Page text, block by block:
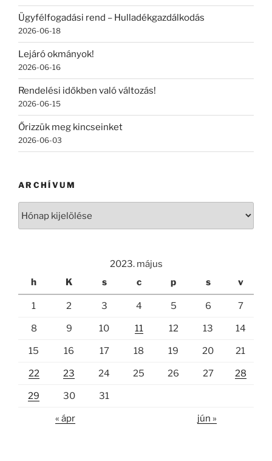
Ügyfélfogadási rend – Hulladékgazdálkodás
2026-06-18
Lejáró okmányok!
2026-06-16
Rendelési időkben való változás!
2026-06-15
Őrizzük meg kincseinket
2026-06-03
ARCHÍVUM
2023. május
h
K s c p s v
1 2 3 4 5 6 7
8 9 10 11 12 13 14
15 16 17 18 19 20 21
22 23 24 25 26 27 28
29 30 31
« ápr jún »